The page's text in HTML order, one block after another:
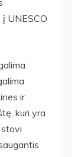
UNESCO
ir
kuri yra